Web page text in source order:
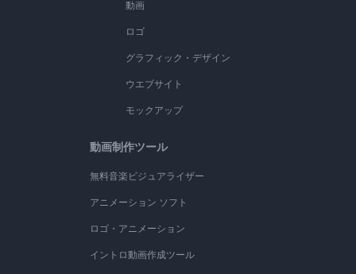
動画
ロゴ
グラフィック・デザイン
ウエブサイト
モックアップ
動画制作ツール
無料音楽ビジュアライザー
アニメーション ソフト
ロゴ・アニメーション
イントロ動画作成ツール